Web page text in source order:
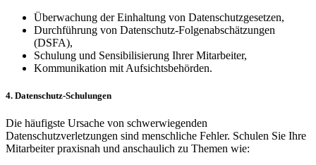
Überwachung der Einhaltung von Datenschutzgesetzen,
Durchführung von Datenschutz-Folgenabschätzungen
(DSFA),
Schulung und Sensibilisierung Ihrer Mitarbeiter,
Kommunikation mit Aufsichtsbehörden.
4. Datenschutz-Schulungen
Die häufigste Ursache von schwerwiegenden
Datenschutzverletzungen sind menschliche Fehler. Schulen Sie Ihre
Mitarbeiter praxisnah und anschaulich zu Themen wie: